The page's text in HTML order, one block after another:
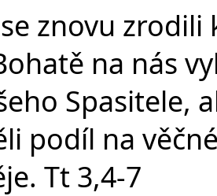
znovu
na nás
Spasitele,
podíl na
Tt 3,4-7